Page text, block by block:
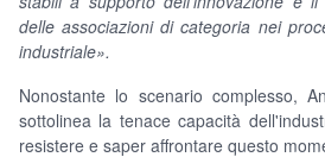
delle associazioni di categoria nei
industriale».
Nonostante lo scenario complesso,
sottolinea la tenace capacità
resistere e saper affrontare questo